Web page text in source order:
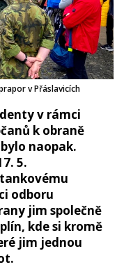
v Přáslavicích
v rámci
k obraně
naopak.
5.
odboru
jim společně
kde si kromě
jim jednou